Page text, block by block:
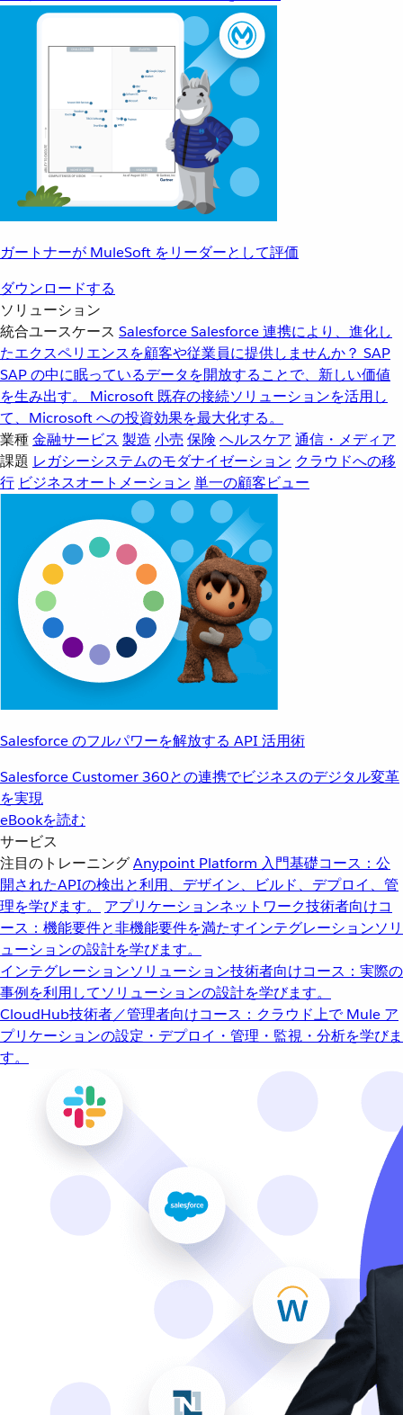
ガートナーが MuleSoft をリーダーとして評価
ダウンロードする
ソリューション
統合ユースケース SalesforceSalesforce 連携により、進化し
たエクスペリエンスを顧客や従業員に提供しませんか？ SAP
SAP の中に眠っているデータを開放することで、新しい価値
を生み出す。
Microsoft 既存の接続ソリューションを活用し
て、Microsoft への投資効果を最大化する。
業種金融サービス 製造 小売 保険 ヘルスケア 通信・メディア
課題 レガシーシステムのモダナイゼーション クラウドへの移
行 ビジネスオートメーション 単一の顧客ビュー
Salesforce のフルパワーを解放する API 活用術
Salesforce Customer 360との連携でビジネスのデジタル変革
を実現
eBookを読む
サービス
注目のトレーニングAnypoint Platform 入門基礎コース：公
開されたAPIの検出と利用、デザイン、ビルド、デプロイ、管
理を学びます。
アプリケーションネットワーク技術者向けコ
ース：機能要件と非機能要件を満たすインテグレーションソリ
ューションの設計を学びます。
インテグレーションソリューション技術者向けコース：実際の
事例を利用してソリューションの設計を学びます。
CloudHub技術者／管理者向けコース：クラウド上で Mule ア
プリケーションの設定・デプロイ・管理・監視・分析を学びま
す。